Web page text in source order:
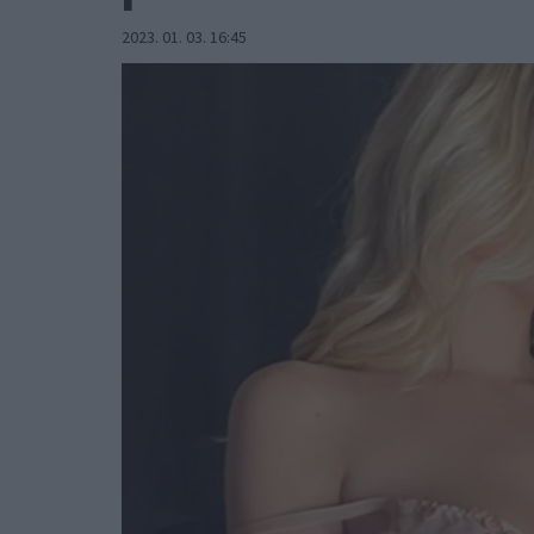
2023. 01. 03. 16:45